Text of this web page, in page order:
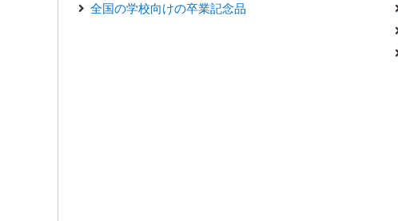
全国の学校向けの卒業記念品